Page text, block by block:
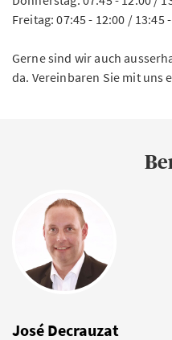
Freitag: 07:45 - 12:00 / 13:45
Gerne sind wir auch
da. Vereinbaren Sie mit uns
José Decrauzat